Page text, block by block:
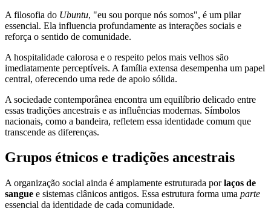
A filosofia do Ubuntu, "eu sou porque nós somos", é um pilar
essencial. Ela influencia profundamente as interações sociais e
reforça o sentido de comunidade.
A hospitalidade calorosa e o respeito pelos mais velhos são
imediatamente perceptíveis. A família extensa desempenha um papel
central, oferecendo uma rede de apoio sólida.
A sociedade contemporânea encontra um equilíbrio delicado entre
essas tradições ancestrais e as influências modernas. Símbolos
nacionais, como a bandeira, refletem essa identidade comum que
transcende as diferenças.
Grupos étnicos e tradições ancestrais
A organização social ainda é amplamente estruturada porlaços de
sangue e sistemas clânicos antigos. Essa estrutura forma uma parte
essencial da identidade de cada comunidade.